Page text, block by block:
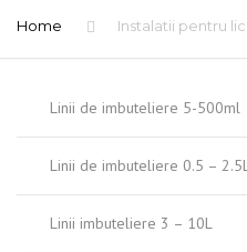
Home Instalatii pentru
Linii de imbuteliere 5-500ml
Linii de imbuteliere 0.5 –
Linii imbuteliere 3 – 10L